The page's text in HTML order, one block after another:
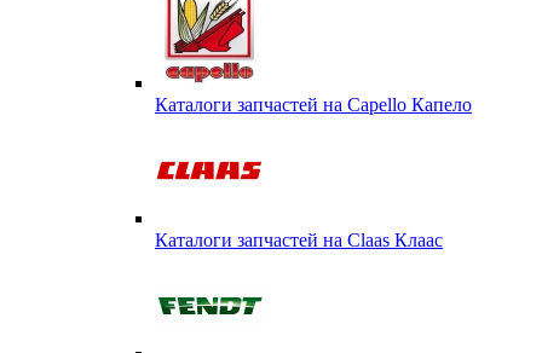
Каталоги запчастей на Capello Капело
Каталоги запчастей на Claas Клаас